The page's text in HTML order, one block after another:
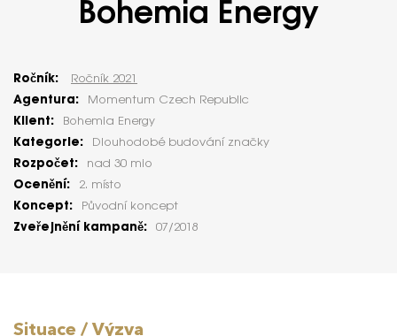
Bohemia Energy
Ročník: Ročník 2021
Agentura: Momentum Czech Republic
Klient: Bohemia Energy
Kategorie: Dlouhodobé budování značky
Rozpočet: nad 30 mio
Ocenění: 2. místo
Koncept: Původní koncept
Zveřejnění kampaně: 07/2018
Situace / Výzva